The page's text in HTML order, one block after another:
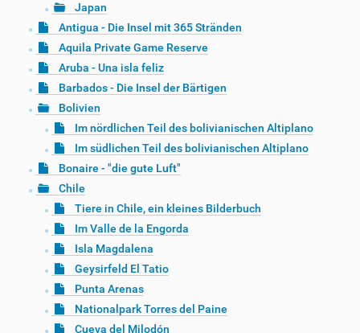
Japan
Antigua - Die Insel mit 365 Stränden
Aquila Private Game Reserve
Aruba - Una isla feliz
Barbados - Die Insel der Bärtigen
Bolivien
Im nördlichen Teil des bolivianischen Altiplano
Im südlichen Teil des bolivianischen Altiplano
Bonaire - "die gute Luft"
Chile
Tiere in Chile, ein kleines Bilderbuch
Im Valle de la Engorda
Isla Magdalena
Geysirfeld El Tatio
Punta Arenas
Nationalpark Torres del Paine
Cueva del Milodón